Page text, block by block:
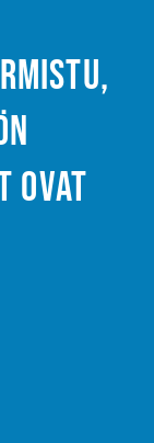
ovat